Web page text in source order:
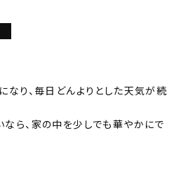
なり、毎日どんよりとした天気が続
ら、家の中を少しでも華やかにで